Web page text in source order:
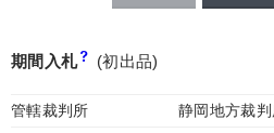
期間入札 (初出品)
管轄裁判所
静岡地方裁